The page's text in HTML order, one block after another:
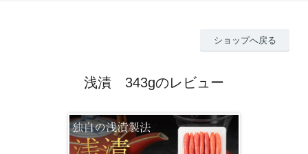
ショップへ戻る
浅漬 343gのレビュー